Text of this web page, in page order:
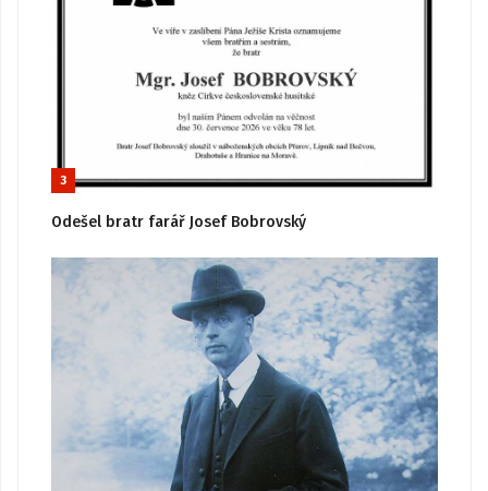
3
Odešel bratr farář Josef Bobrovský